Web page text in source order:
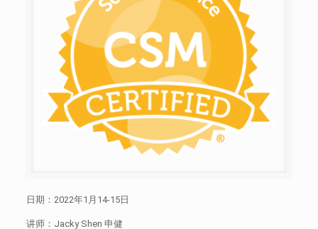
日期：2022年1月14-15日
讲师：Jacky Shen 申健